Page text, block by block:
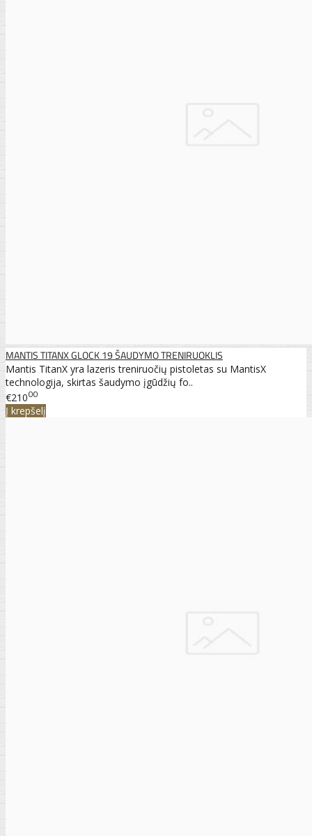
MANTIS TITANX GLOCK 19 ŠAUDYMO TRENIRUOKLIS
Mantis TitanX yra lazeris treniruočių pistoletas su MantisX
technologija, skirtas šaudymo įgūdžių fo..
€21000
Į krepšelį